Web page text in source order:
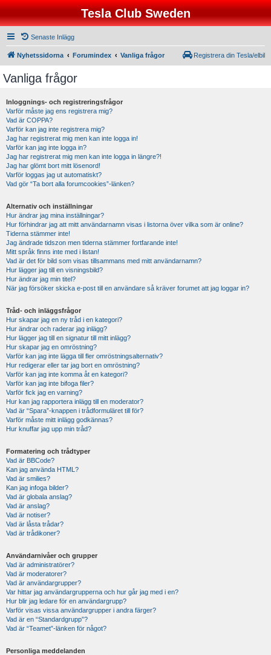
Tesla Club Sweden
Senaste Inlägg
Nyhetssidorna Forumindex Vanliga frågor Registrera din Tesla/elbil
Vanliga frågor
Inloggnings- och registreringsfrågor
Varför måste jag ens registrera mig?
Vad är COPPA?
Varför kan jag inte registrera mig?
Jag har registrerat mig men kan inte logga in!
Varför kan jag inte logga in?
Jag har registrerat mig men kan inte logga in längre?!
Jag har glömt bort mitt lösenord!
Varför loggas jag ut automatiskt?
Vad gör “Ta bort alla forumcookies”-länken?
Alternativ och inställningar
Hur ändrar jag mina inställningar?
Hur förhindrar jag att mitt användarnamn visas i listorna över vilka som är online?
Tiderna stämmer inte!
Jag ändrade tidszon men tiderna stämmer fortfarande inte!
Mitt språk finns inte med i listan!
Vad är det för bild som visas tillsammans med mitt användarnamn?
Hur lägger jag till en visningsbild?
Hur ändrar jag min titel?
När jag försöker skicka e-post till en användare så kräver forumet att jag loggar in?
Tråd- och inläggsfrågor
Hur skapar jag en ny tråd i en kategori?
Hur ändrar och raderar jag inlägg?
Hur lägger jag till en signatur till mitt inlägg?
Hur skapar jag en omröstning?
Varför kan jag inte lägga till fler omröstningsalternativ?
Hur redigerar eller tar jag bort en omröstning?
Varför kan jag inte komma åt en kategori?
Varför kan jag inte bifoga filer?
Varför fick jag en varning?
Hur kan jag rapportera inlägg till en moderator?
Vad är “Spara”-knappen i trådformuläret till för?
Varför måste mitt inlägg godkännas?
Hur knuffar jag upp min tråd?
Formatering och trådtyper
Vad är BBCode?
Kan jag använda HTML?
Vad är smilies?
Kan jag infoga bilder?
Vad är globala anslag?
Vad är anslag?
Vad är notiser?
Vad är låsta trådar?
Vad är trådikoner?
Användarnivåer och grupper
Vad är administratörer?
Vad är moderatorer?
Vad är användargrupper?
Var hittar jag användargrupperna och hur går jag med i en?
Hur blir jag ledare för en användargrupp?
Varför visas vissa användargrupper i andra färger?
Vad är en “Standardgrupp”?
Vad är “Teamet”-länken för något?
Personliga meddelanden